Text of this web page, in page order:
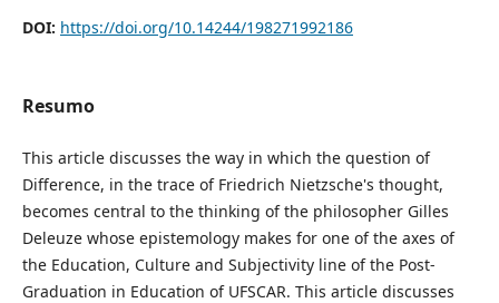
DOI: https://doi.org/10.14244/198271992186
Resumo
This article discusses the way in which the question of
Difference, in the trace of Friedrich Nietzsche's thought,
becomes central to the thinking of the philosopher Gilles
Deleuze whose epistemology makes for one of the axes of
the Education, Culture and Subjectivity line of the Post-
Graduation in Education of UFSCAR. This article discusses